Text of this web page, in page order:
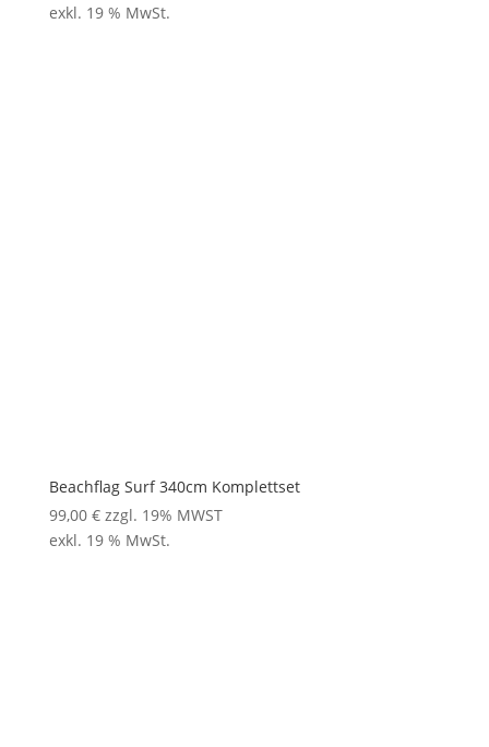
exkl. 19 % MwSt.
Beachflag Surf 340cm Komplettset
99,00 € zzgl. 19% MWST
exkl. 19 % MwSt.